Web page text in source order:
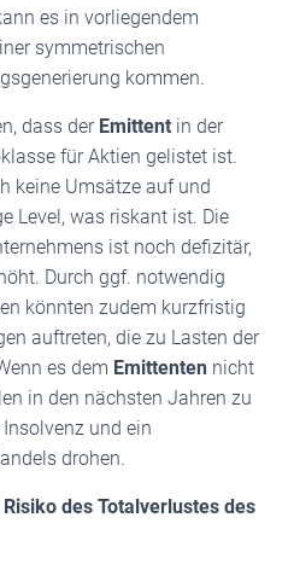
es in vorliegendem
symmetrischen
kommen.
dass der Emittent in der
für Aktien gelistet ist.
keine Umsätze auf und
Level, was riskant ist. Die
ist noch defizitär,
Durch ggf. notwendig
könnten zudem kurzfristig
auftreten, die zu Lasten der
es dem Emittenten nicht
in den nächsten Jahren zu
und ein
drohen.
des Totalverlustes des